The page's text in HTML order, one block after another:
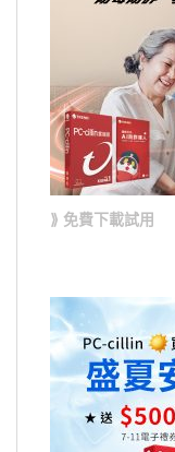
⟫ 免費下載試用